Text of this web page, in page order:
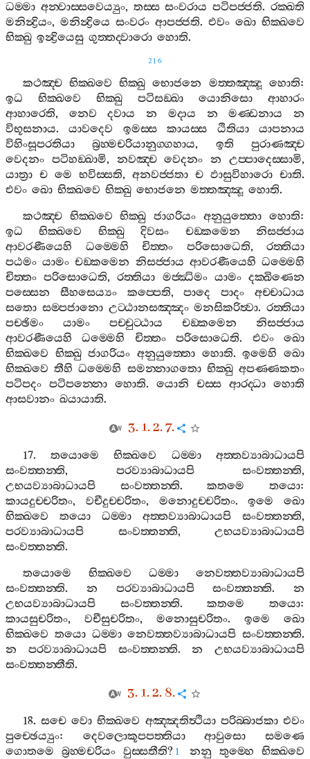
ධම‍්මා අන‍්වාස‍්සවෙය්‍යුං, තස‍්ස සංවරාය පටිපජ‍්ජති.රක‍්ඛති
මනින්‍ද්‍රියං, මනින්‍ද්‍රියෙ සංවරං ආපජ‍්ජති. එවං ඛො භික‍්ඛවෙ
භික‍්ඛු ඉන්‍ද්‍රියෙසු ගුත‍්තද‍්වාරො හොති.
216
කථඤ‍්ච භික‍්ඛවෙ භික‍්ඛු භොජනෙ මත‍්තඤ‍්ඤූ හොති:
ඉධ
භික‍්ඛවෙ භික‍්ඛු පටිසඞ‍්ඛා යොනිසො
ආහාරං
ආහාරෙති, නෙව දවාය න මදාය න මණ‍්ඩනාය
න
විභූසනාය.යාවදෙව ඉමස‍්ස කායස‍්ස ඨිතියා
යාපනාය
විහිංසූපරතියා
බ්‍රහ‍්මචරියානුග‍්ගහාය, ඉති
පුරාණඤ‍්ච
වෙදනං පටිහඞ‍්ඛාමි, නවඤ‍්ච වෙදනං න උප‍්පාදෙස‍්සාමි,
යාත්‍රා ච මෙ භවිස‍්සති, අනවජ‍්ජතා ච ඵාසුවිහාරො චාති.
එවං ඛො භික‍්ඛවෙ භික‍්ඛු භොජනෙ මත‍්තඤ‍්ඤූ හොති.
කථඤ‍්ච භික‍්ඛවෙ භික‍්ඛු ජාගරියං අනුයුත‍්තො හොති:
ඉධ
භික‍්ඛවෙ භික‍්ඛු දිවසං චඞ‍්කමෙන
නිසජ‍්ජාය
ආවරණීයෙහි
ධම‍්මෙහි චිත‍්තං පරිසොධෙති, රත‍්තියා
පඨමං යාමං චඞ‍්කමෙන නිසජ‍්ජාය ආවරණීයෙහි ධම‍්මෙහි
චිත‍්තං පරිසොධෙති,රත‍්තියා මජ‍්ඣිමං යාමං දක‍්ඛිණෙන
පස‍්සෙන
සීහසෙය්‍යං කප‍්පෙති,පාදෙ පාදං
අච‍්චාධාය
සතො සම‍්පජානො උට‍්ඨානසඤ‍්ඤං මනසිකරිත්‍වා. රත‍්තියා
පච‍්ඡිමං
යාමං පච‍්චුට‍්ඨාය චඞ‍්කමෙන
නිසජ‍්ජාය
ආවරණීයෙහි
ධම‍්මෙහි චිත‍්තං පරිසොධෙති. එවං
ඛො
භික‍්ඛවෙ භික‍්ඛු ජාගරියං අනුයුත‍්තො හොති.ඉමෙහි ඛො
භික‍්ඛවෙ තීහි ධම‍්මෙහි සමන‍්නාගතො භික‍්ඛු අපණ‍්ණකතං
පටිපදං පටිපන‍්නො හොති. යොනි චස‍්ස ආරද‍්ධා හොති
ආසවානං ඛයායාති.
3. 1. 2. 7.
17. තයොමෙ භික‍්ඛවෙ ධම‍්මා
අත‍්තව්‍යාබාධායපි
සංවත‍්තන‍්ති, පරව්‍යාබාධායපි සංවත‍්තන‍්ති,
උභයව්‍යාබාධායපි
සංවත‍්තන‍්ති.කතමෙ තයො:
කායදුච‍්චරිතං, වචීදුච‍්චරිතං, මනොදුච‍්චරිතං.ඉමෙ
ඛො
භික‍්ඛවෙ
තයො ධම‍්මා අත‍්තව්‍යාබාධායපි සංවත‍්තන‍්ති,
පරව්‍යාබාධායපි
සංවත‍්තන‍්ති, උභයව්‍යාබාධායපි
සංවත‍්තන‍්ති.
තයොමෙ
භික‍්ඛවෙ ධම‍්මා
නෙවත‍්තව්‍යාබාධායපි
සංවත‍්තන‍්ති. න පරව්‍යාබාධායපි සංවත‍්තන‍්ති. න
උභයව්‍යාබාධායපි
සංවත‍්තන‍්ති.කතමෙ තයො:
කායසුචරිතං, වචීසුචරිතං, මනොසුචරිතං. ඉමෙ
ඛො
භික‍්ඛවෙ තයො ධම‍්මා නෙවත‍්තව්‍යාබාධායපි සංවත‍්තන‍්ති.
න
පරව්‍යාබාධායපි සංවත‍්තන‍්ති.න
උභයව්‍යාබාධායපි
සංවත‍්තන‍්තීති.
3. 1. 2. 8.
18. සචෙ වො භික‍්ඛවෙ අඤ‍්ඤතිත්‍ථියා පරිබ‍්බාජකා එවං
පුච‍්ඡෙය්‍යුං: දෙවලොකූපපත‍්තියා ආවුසො
සමණෙ
ගොතමෙ
බ්‍රහ‍්මචරියං වුස‍්සතීති? 1 නනු තුම‍්හෙ
භික‍්ඛවෙ